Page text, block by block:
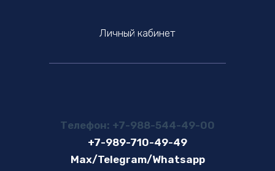
Личный кабинет
Телефон: +7-988-544-49-00
+7-989-710-49-49
Max/Telegram/Whatsapp